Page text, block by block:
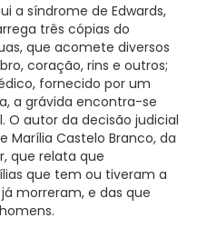
a síndrome de Edwards,
três cópias do
que acomete diversos
coração, rins e outros;
fornecido por um
a grávida encontra-se
O autor da decisão judicial
Castelo Branco, da
que relata que
que tem ou tiveram a
morreram, e das que